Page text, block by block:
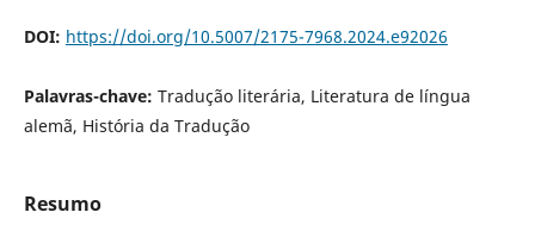
DOI: https://doi.org/10.5007/2175-7968.2024.e92026
Palavras-chave: Tradução literária, Literatura de língua
alemã, História da Tradução
Resumo